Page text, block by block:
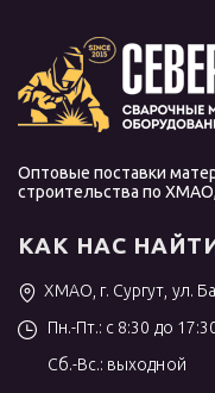
Оптовые поставки
строительства по
КАК НАС
ХМАО, г. Сургут, ул.
Пн.-Пт.: с 8:30 до
Сб.-Вс.: выходной